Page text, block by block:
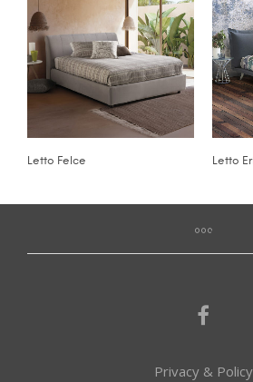
Letto Felce Letto
Privacy & Policy